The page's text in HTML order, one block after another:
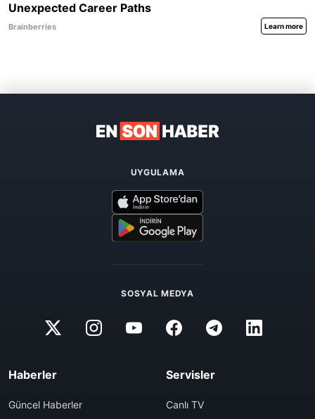
UYGULAMA
SOSYAL MEDYA
Haberler
Güncel Haberler
Servisler
Canlı TV